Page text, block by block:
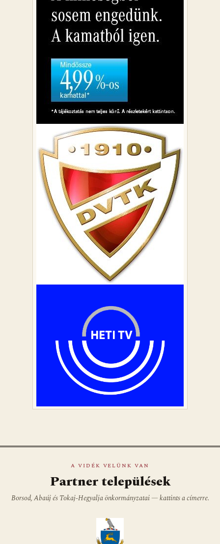
A VIDÉK VELÜNK VAN
Partner települések
Borsod, Abaúj és Tokaj-Hegyalja önkormányzatai — kattints a címerre.